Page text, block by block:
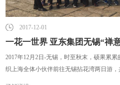
2017-12-01
一花一世界 亚东集团无锡“禅
2017年12月2日-无锡，时至秋末，硕果累
织上海全体小伙伴前往无锡拈花湾两日游，